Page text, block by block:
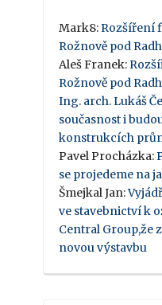
Mark8: Rozšíření
Rožnově pod
Aleš Franek:
Rožnově pod
Ing. arch. Lukáš
současnost i
konstrukcích
Pavel Procházka:
se projedeme na
Šmejkal Jan:
ve stavebnictví k
Central Group,že
novou výstavbu